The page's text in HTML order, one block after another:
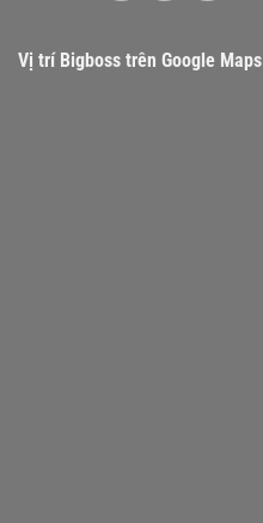
Vị trí Bigboss trên Google Maps